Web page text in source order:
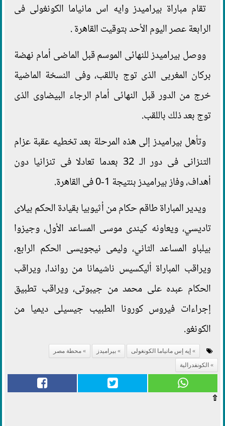
تقام مباراة بيراميدز وايه اس مانياما الكونغولى فى
الرابعة عصر اليوم الأحد بتوقيت القاهرة .
ووصل بيراميدز للنهائى الموسم قبل الماضى أمام نهضة
بركان المغربى الذى توج باللقب، وفى النسخة الماضية
خرج من الدور قبل النهائى أمام الرجاء البيضاوى الذى
توج بعد ذلك باللقب.
وتأهل بيراميدز إلى هذه المرحلة بعد تخطيه عقبة عزام
التنزانى فى دور الـ 32 بعدما تعادلا فى تنزانيا دون
أهداف، وفاز بيراميدز بنتيجة 1-0 فى القاهرة.
ويدير المباراة طاقم حكام من أثيوبيا بقيادة الحكم بيلاى
تاديسي، ويعاونه كيندى موسى المساعد الأول، وجيزوا
بيلباو المساعد الثاني، وليمى نيجويسى الحكم الرابع،
ويراقب المباراة أليكسيس ناشيمانا من رواندا، ويراقب
الحكام عبده على محمد من جيبوتى، ويراقب تطبيق
إجراءات فيروس كورونا الطبيب جيسيلى ديميا من
الكونغو.
إيه إس مانياما الكونغولى بيراميدز
محطة مصر
الكونفدرالية
⇧